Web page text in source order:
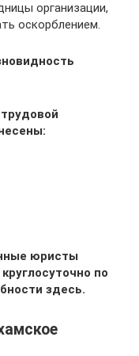
организации,
оскорблением.
юристы
по
здесь.